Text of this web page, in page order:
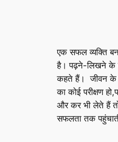
एक सफल व्यक्ति
है। पढ़ने-लिखने के
कहते हैं। जीवन के
का कोई परीक्षण
और कर भी लेते हैं
सफलता तक